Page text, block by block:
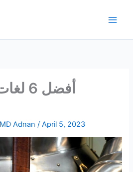
أفضل
MD Adnan/April 5, 2023